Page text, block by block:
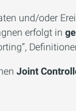
und/oder
erfolgt in
Joint